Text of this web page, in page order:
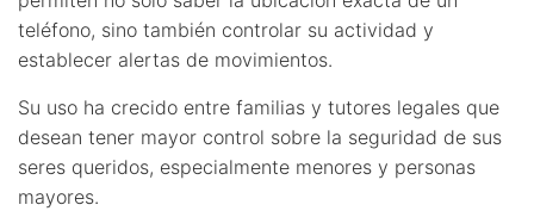
teléfono, sino también controlar su actividad y
establecer alertas de movimientos.
Su uso ha crecido entre familias y tutores legales que
desean tener mayor control sobre la seguridad de sus
seres queridos, especialmente menores y personas
mayores.